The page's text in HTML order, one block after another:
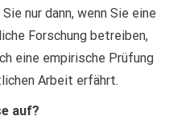
nur dann, wenn Sie eine
Forschung betreiben,
eine empirische Prüfung
Arbeit erfährt.
auf?